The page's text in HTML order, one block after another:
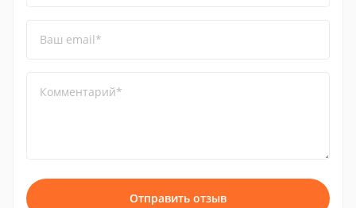
Ваш email*
Комментарий*
Отправить отзыв